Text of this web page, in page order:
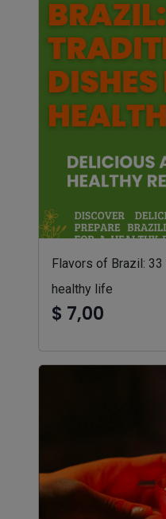
Flavors of Brazil:
healthy life
$ 7,00